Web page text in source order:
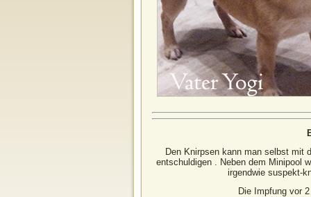
Den Knirpsen kann man selbst mit
entschuldigen . Neben dem Minipool
irgendwie suspekt-
Die Impfung vor